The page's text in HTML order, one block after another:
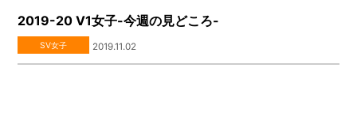
2019-20 V1女子-今週の見どころ-
SV女子 2019.11.02